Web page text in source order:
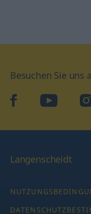
Besuchen Sie uns
facebookYouTube
Langenscheidt